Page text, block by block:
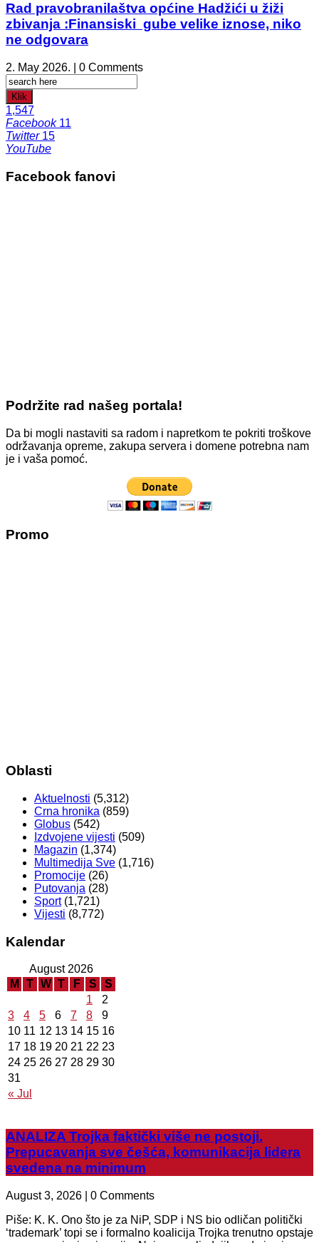
Rad pravobranilaštva općine Hadžići u žiži
zbivanja :Finansiski gube velike iznose, niko
ne odgovara
2. May 2026. | 0 Comments
Klik
1,547
Facebook 11
Twitter 15
YouTube
Facebook fanovi
Podržite rad našeg portala!
Da bi mogli nastaviti sa radom i napretkom te pokriti troškove
održavanja opreme, zakupa servera i domene potrebna nam
je i vaša pomoć.
Promo
Oblasti
Aktuelnosti (5,312)
Crna hronika (859)
Globus (542)
Izdvojene vijesti (509)
Magazin (1,374)
Multimedija Sve (1,716)
Promocije (26)
Putovanja (28)
Sport(1,721)
Vijesti (8,772)
Kalendar
August 2026
M
T W T F S S
« Jul
1
2
3
4 5 6 7 8
9
10 11 12 13 14 15 16
17 18 19 20 21 22 23
24 25 26 27 28 29 30
31
ANALIZA Trojka faktički više ne postoji.
Prepucavanja sve češća, komunikacija lidera
svedena na minimum
August 3, 2026 | 0 Comments
Piše: K. K. Ono što je za NiP, SDP i NS bio odličan politički
‘trademark’ topi se i formalno koalicija Trojka trenutno opstaje